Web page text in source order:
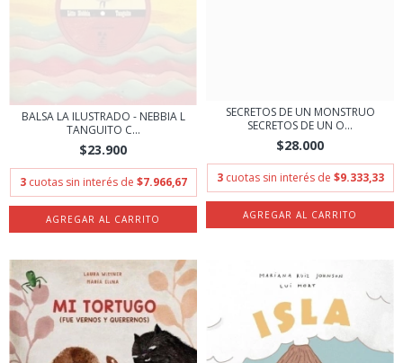
BALSA LA ILUSTRADO - NEBBIA L
TANGUITO C...
$23.900
3 cuotas sin interés de $7.966,67
SECRETOS DE UN MONSTRUO
SECRETOS DE UN O...
$28.000
3 cuotas sin interés de $9.333,33